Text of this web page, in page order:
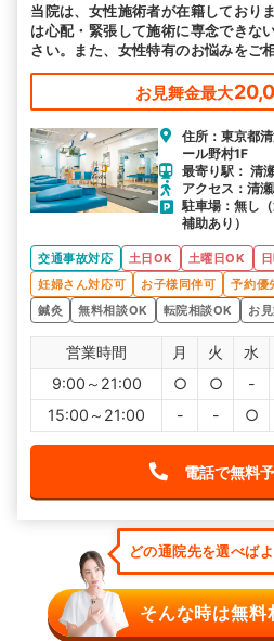
当院は、女性施術者が在籍しており
は心配・緊張して施術に専念できな
さい。また、女性特有のお悩みをご
す。
お見舞金最大
住所：東京都
ール野村1F
最寄り駅： 清
アクセス：清
駐車場：無し
補助あり）
交通事故対応 土日OK 土曜日OK
妊婦さん対応可
お子様同伴可 予約優
鍼灸
無料相談OK 転院相談OK お
営業時間 月 火 水
9:00～21:00
○ ○ -
15:00～21:00
- - ○
電話で無料
どの通院先を選べば
そんな時は無料